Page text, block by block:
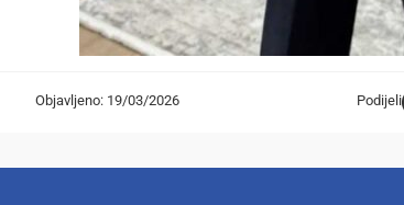
Objavljeno: 19/03/2026 Podijeli